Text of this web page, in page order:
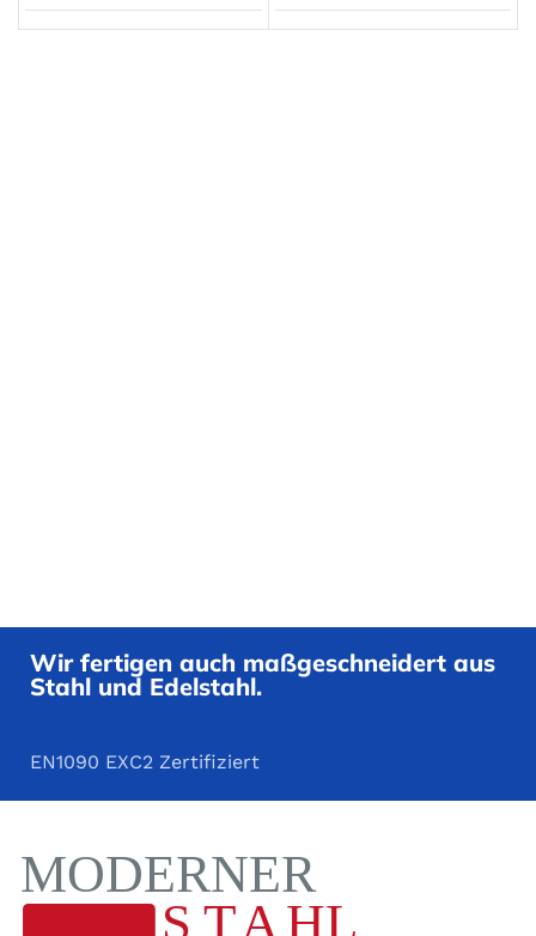
Wir fertigen auch maßgeschneidert aus
Stahl und Edelstahl.
EN1090 EXC2 Zertifiziert